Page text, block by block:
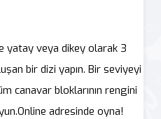
yatay veya dikey olarak 3
bir dizi yapın. Bir seviyeyi
canavar bloklarının rengini
adresinde oyna!